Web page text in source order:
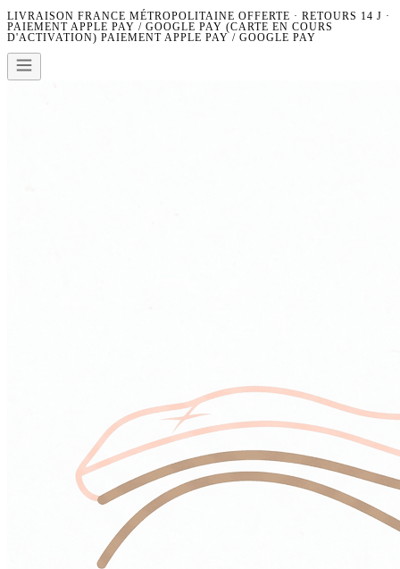
LIVRAISON FRANCE MÉTROPOLITAINE OFFERTE · RETOURS 14 J ·
PAIEMENT APPLE PAY / GOOGLE PAY (CARTE EN COURS
D'ACTIVATION) PAIEMENT APPLE PAY / GOOGLE PAY